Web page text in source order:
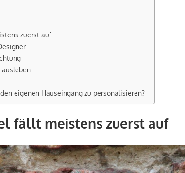
zuerst auf
eigenen Hauseingang zu personalisieren?
fällt meistens zuerst auf